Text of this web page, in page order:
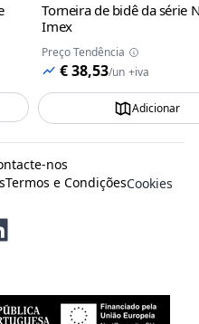
Torneira de bidê da série
Imex
Preço Tendência
€ 38,53/un +iva
Adicionar
nos
Termos e CondiçõesCookies